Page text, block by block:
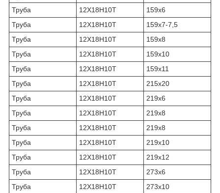
Труба
12Х18Н10Т
159х6
Труба
12Х18Н10Т
159х7-7,5
Труба
12Х18Н10Т
159х8
Труба
12Х18Н10Т
159х10
Труба
12Х18Н10Т
159х11
Труба
12Х18Н10Т
215х20
Труба
12Х18Н10Т
219х6
Труба
12Х18Н10Т
219х8
Труба
12Х18Н10Т
219х8
Труба
12Х18Н10Т
219х10
Труба
12Х18Н10Т
219х12
Труба
12Х18Н10Т
273х6
Труба
12Х18Н10Т
273х10